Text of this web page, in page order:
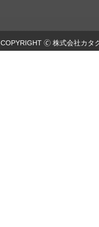
COPYRIGHT 🄫 株式会社カタ